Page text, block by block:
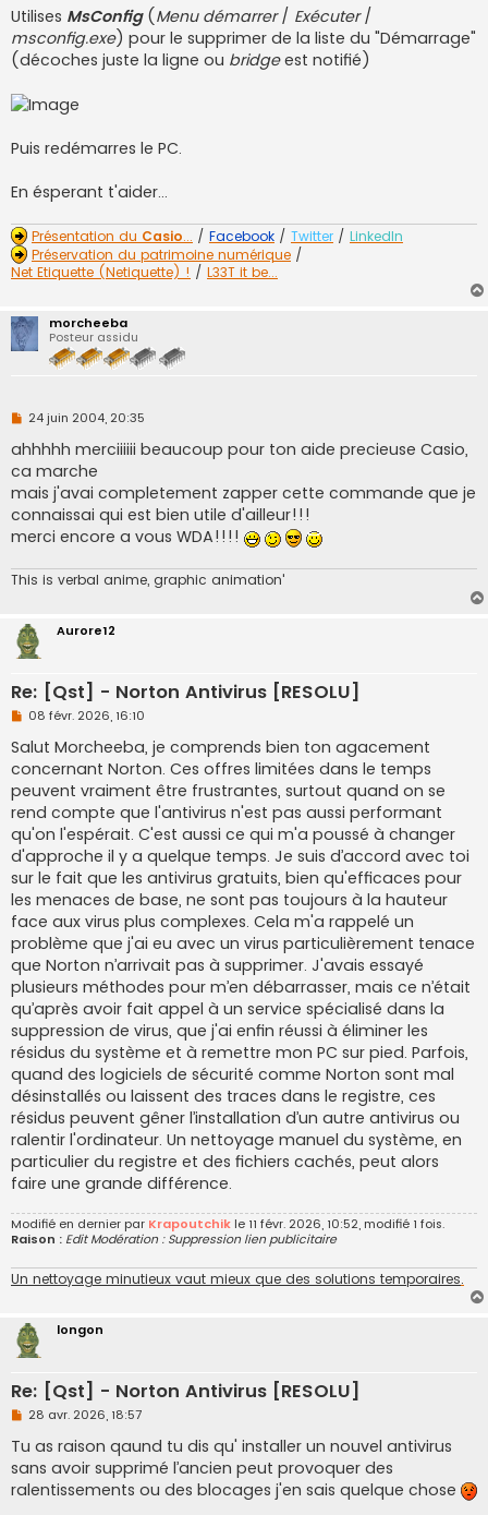
g
e
n
o
n
u
Utilises MsConfig(Menu démarrer/ Exécuter/
msconfig.exe) pour le supprimer de la liste du "Démarrage"
(décoches juste la ligne ou bridgeest notifié)
Puis redémarres le PC.
En ésperant t'aider...
Présentation du Casio... / Facebook / Twitter / LinkedIn
Préservation du patrimoine numérique /
Net Etiquette (Netiquette) ! / L33T it be...
morcheeba
Posteur assidu
M
s
s
a
g
e
n
o
n
u
24 juin 2004, 20:35
ahhhhh merciiiiii beaucoup pour ton aide precieuse Casio,
ca marche
mais j'avai completement zapper cette commande que je
connaissai qui est bien utile d'ailleur!!!
merci encore a vous WDA!!!!
This is verbal anime, graphic animation'
Aurore12
Re: [Qst] - Norton Antivirus [RESOLU]
M
s
s
a
g
e
n
o
n
l
08 févr. 2026, 16:10
Salut Morcheeba, je comprends bien ton agacement
concernant Norton. Ces offres limitées dans le temps
peuvent vraiment être frustrantes, surtout quand on se
rend compte que l'antivirus n'est pas aussi performant
qu'on l'espérait. C'est aussi ce qui m'a poussé à changer
d'approche il y a quelque temps. Je suis d’accord avec toi
sur le fait que les antivirus gratuits, bien qu'efficaces pour
les menaces de base, ne sont pas toujours à la hauteur
face aux virus plus complexes. Cela m'a rappelé un
problème que j'ai eu avec un virus particulièrement tenace
que Norton n’arrivait pas à supprimer. J'avais essayé
plusieurs méthodes pour m’en débarrasser, mais ce n’était
qu’après avoir fait appel à un service spécialisé dans la
suppression de virus, que j'ai enfin réussi à éliminer les
résidus du système et à remettre mon PC sur pied. Parfois,
quand des logiciels de sécurité comme Norton sont mal
désinstallés ou laissent des traces dans le registre, ces
résidus peuvent gêner l’installation d’un autre antivirus ou
ralentir l'ordinateur. Un nettoyage manuel du système, en
particulier du registre et des fichiers cachés, peut alors
faire une grande différence.
Modifié en dernier par Krapoutchik le 11 févr. 2026, 10:52, modifié 1 fois.
Raison : Edit Modération : Suppression lien publicitaire
Un nettoyage minutieux vaut mieux que des solutions temporaires.
longon
Re: [Qst] - Norton Antivirus [RESOLU]
M
s
s
a
g
e
28 avr. 2026, 18:57
Tu as raison qaund tu dis qu' installer un nouvel antivirus
sans avoir supprimé l’ancien peut provoquer des
ralentissements ou des blocages j'en sais quelque chose